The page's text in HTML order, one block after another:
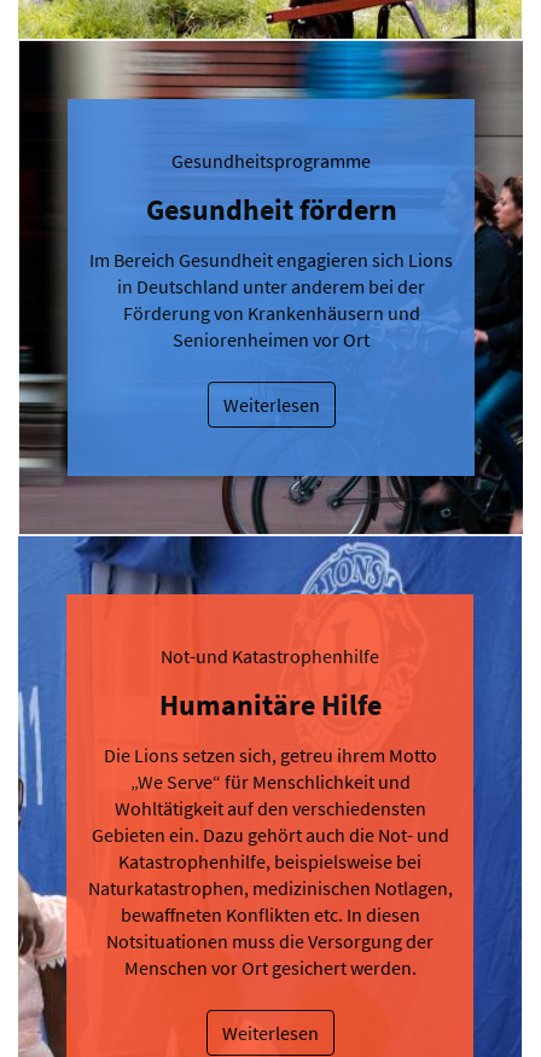
Gesundheitsprogramme
Gesundheit fördern
Im Bereich Gesundheit engagieren sich Lions
in Deutschland unter anderem bei der
Förderung von Krankenhäusern und
Seniorenheimen vor Ort
Weiterlesen
Not-und Katastrophenhilfe
Humanitäre Hilfe
Die Lions setzen sich, getreu ihrem Motto
„We Serve“ für Menschlichkeit und
Wohltätigkeit auf den verschiedensten
Gebieten ein. Dazu gehört auch die Not- und
Katastrophenhilfe, beispielsweise bei
Naturkatastrophen, medizinischen Notlagen,
bewaffneten Konflikten etc. In diesen
Notsituationen muss die Versorgung der
Menschen vor Ort gesichert werden.
Weiterlesen